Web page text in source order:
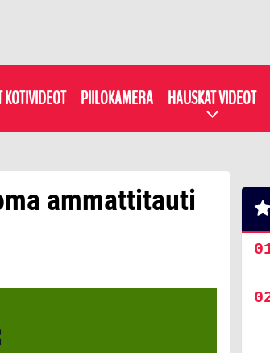
PIILOKAMERA HAUSKAT VIDEOT
ammattitauti